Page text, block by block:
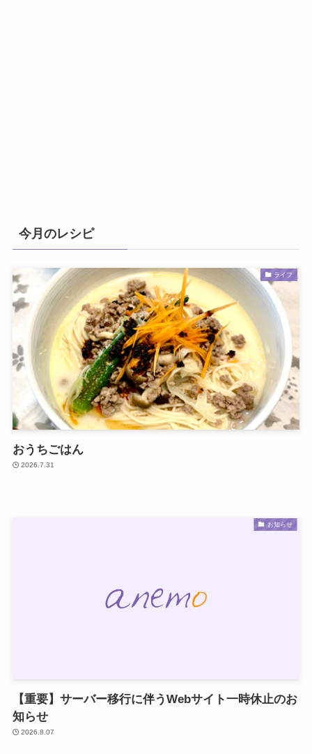
今月のレシピ
ライフ
おうちごはん
2026.7.31
お知らせ
【重要】サーバー移行に伴うWebサイト一時休止のお
知らせ
2026.8.07